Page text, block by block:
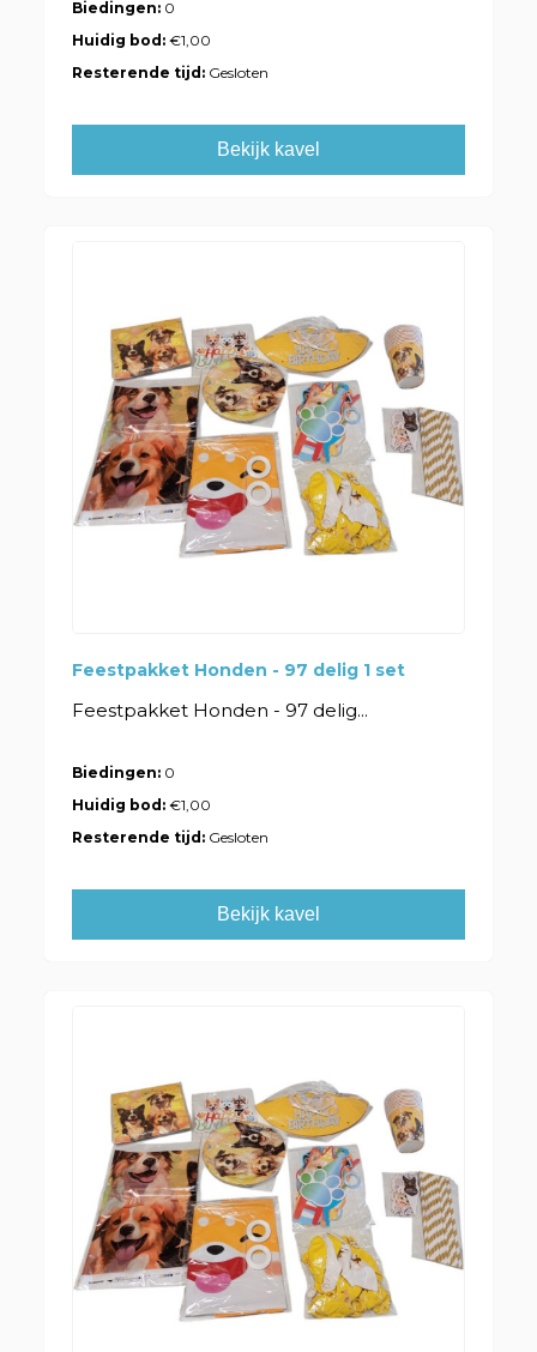
Biedingen: 0
Huidig bod:€1,00
Resterende tijd: Gesloten
Bekijk kavel
Feestpakket Honden - 97 delig 1 set
Feestpakket Honden - 97 delig...
Biedingen: 0
Huidig bod:€1,00
Resterende tijd: Gesloten
Bekijk kavel